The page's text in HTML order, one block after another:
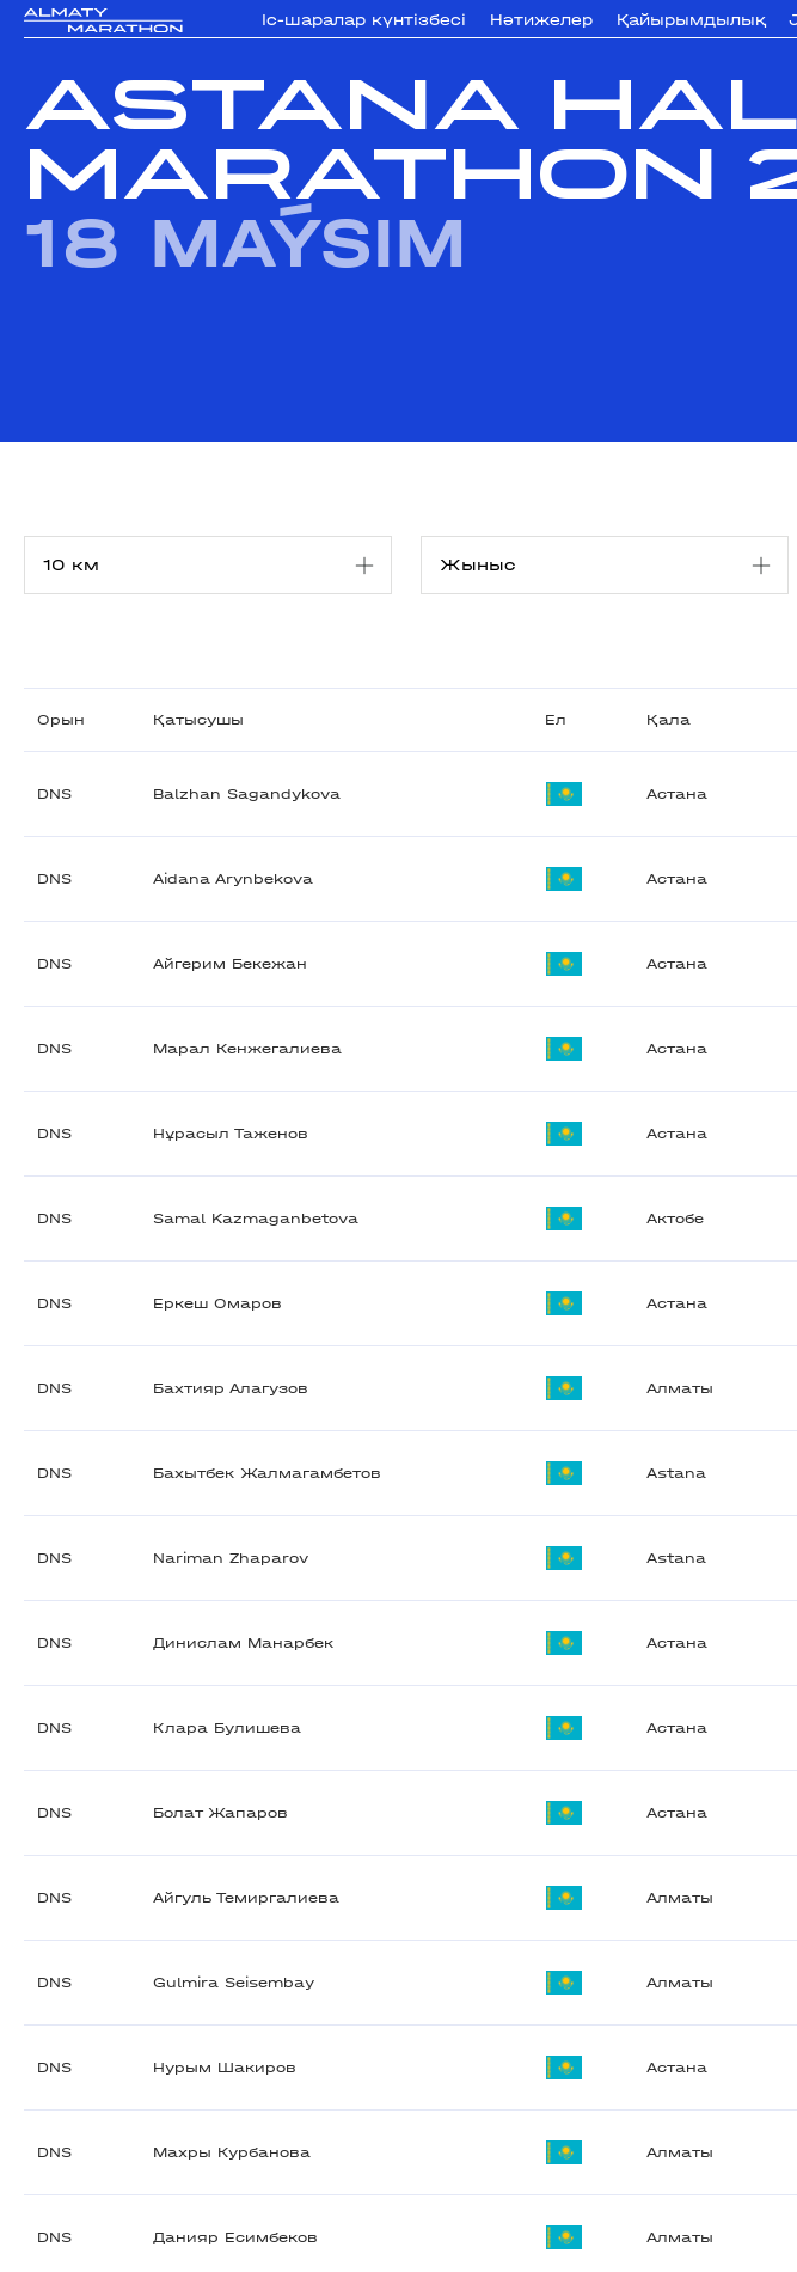
Iс-шаралар күнтізбесi Нәтижелер Қайырымдылық
ASTANA
MARATHON
18 MAÝSIM
Орын Қатысушы Ел Қала
DNS Balzhan Sagandykova Астана
DNS Aidana Arynbekova Астана
DNS Айгерим Бекежан Астана
DNS Марал Кенжегалиева Астана
DNS Нұрасыл Таженов Астана
DNS Samal Kazmaganbetova Актобе
DNS Еркеш Омаров Астана
DNS Бахтияр Алагузов Алматы
DNS Бахытбек Жалмагамбетов Astana
DNS Nariman Zhaparov Astana
DNS Динислам Манарбек Астана
DNS Клара Булишева Астана
DNS Болат Жапаров Астана
DNS Айгуль Темиргалиева Алматы
DNS Gulmira Seisembay Алматы
DNS Нурым Шакиров Астана
DNS Махры Курбанова Алматы
DNS Данияр Есимбеков Алматы